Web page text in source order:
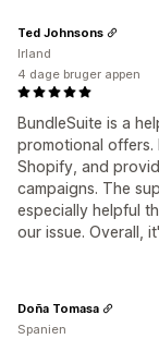
BundleSuite is a
promotional offers.
Shopify, and
campaigns. The
especially helpful
our issue. Overall,
Ted Johnsons
Irland
4 dage bruger appen
Doña Tomasa
Spanien